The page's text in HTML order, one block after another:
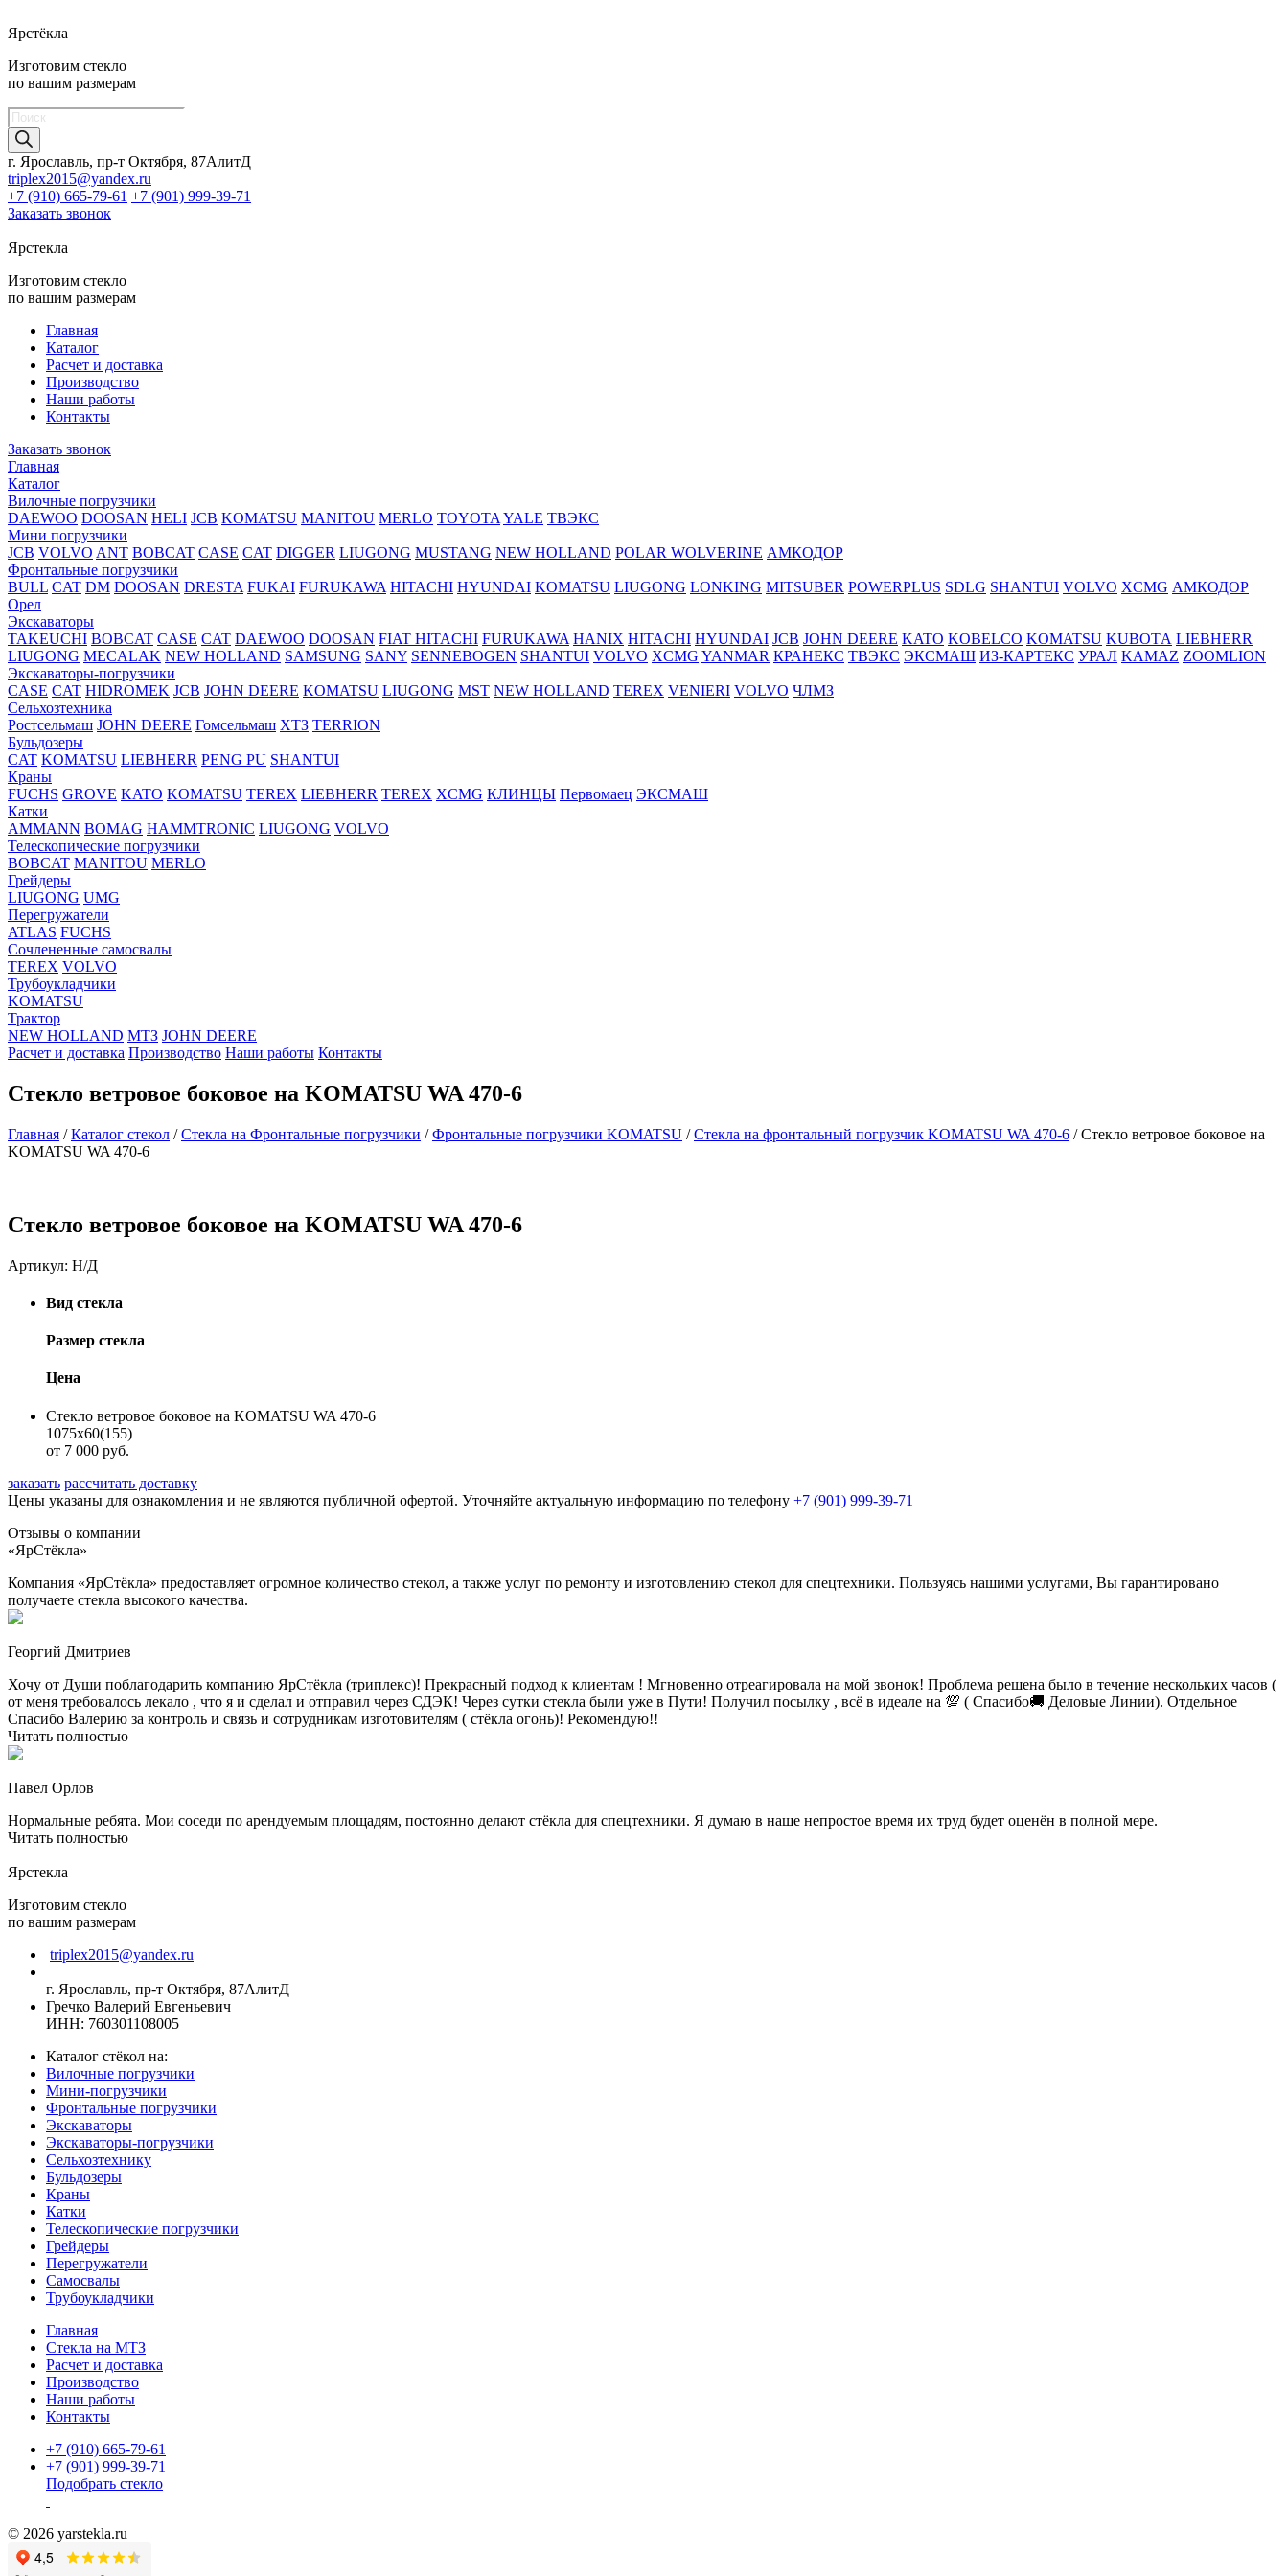
Ярстёкла
Изготовим стекло
по вашим размерам
Поиск
товаров
г. Ярославль, пр-т Октября, 87АлитД
triplex2015@yandex.ru
+7 (910) 665-79-61 +7 (901) 999-39-71
Заказать звонок
Ярстекла
Изготовим стекло
по вашим размерам
Главная
Каталог
Расчет и доставка
Производство
Наши работы
Контакты
Заказать звонок
Главная
Каталог
Вилочные погрузчики
DAEWOO DOOSAN HELI JCB KOMATSU MANITOU MERLO TOYOTA YALE ТВЭКС
Мини погрузчики
JCB VOLVO ANT BOBCAT CASE CAT DIGGER LIUGONG MUSTANG NEW HOLLAND POLAR WOLVERINE АМКОДОР
Фронтальные погрузчики
BULL CAT DM DOOSAN DRESTA FUKAI FURUKAWA HITACHI HYUNDAI KOMATSU LIUGONG LONKING MITSUBER POWERPLUS SDLG SHANTUI VOLVO XCMG АМКОДОР
Орел
Экскаваторы
TAKEUCHI BOBCAT CASE CAT DAEWOO DOOSAN FIAT HITACHI FURUKAWA HANIX HITACHI HYUNDAI JCB JOHN DEERE KATO KOBELCO KOMATSU KUBOTА LIEBHERR
LIUGONG MECALAK NEW HOLLAND SAMSUNG SANY SENNEBOGEN SHANTUI VOLVO XCMG YANMAR КРАНЕКС ТВЭКС ЭКСМАШ ИЗ-КАРТЕКС УРАЛ KAMAZ ZOOMLION
Экскаваторы-погрузчики
CASE CAT HIDROМEK JCB JOHN DEERE KOMATSU LIUGONG MST NEW HOLLAND TEREX VENIERI VOLVO ЧЛМЗ
Сельхозтехника
Ростсельмаш JOHN DEERE Гомсельмаш ХТЗ TERRION
Бульдозеры
CAT KOMATSU LIEBHERR PENG PU SHANTUI
Краны
FUCHS GROVE KATO KOMATSU TEREX LIEBHERR TEREX XCMG КЛИНЦЫ Первомаец ЭКСМАШ
Катки
AMMANN BOMAG HAMMTRONIC LIUGONG VOLVO
Телескопические погрузчики
BOBCAT MANITOU MERLO
Грейдеры
LIUGONG UMG
Перегружатели
ATLAS FUCHS
Сочлененные самосвалы
TEREX VOLVO
Трубоукладчики
KOMATSU
Трактор
NEW HOLLAND МТЗ JOHN DEERE
Расчет и доставка Производство Наши работы Контакты
Стекло ветровое боковое на KOMATSU WA 470-6
Главная /Каталог стекол /Стекла на Фронтальные погрузчики /Фронтальные погрузчики KOMATSU /Стекла на фронтальный погрузчик KOMATSU WA 470-6 /Стекло ветровое боковое на
KOMATSU WA 470-6
Стекло ветровое боковое на KOMATSU WA 470-6
Артикул: Н/Д
Вид стекла
Размер стекла
Цена
Стекло ветровое боковое на KOMATSU WA 470-6
1075х60(155)
от 7 000 руб.
заказать рассчитать доставку
Цены указаны для ознакомления и не являются публичной офертой. Уточняйте актуальную информацию по телефону +7 (901) 999-39-71
Отзывы о компании
«ЯрСтёкла»
Компания «ЯрСтёкла» предоставляет огромное количество стекол, а также услуг по ремонту и изготовлению стекол для спецтехники. Пользуясь нашими услугами, Вы гарантировано
получаете стекла высокого качества.
Георгий Дмитриев
Хочу от Души поблагодарить компанию ЯрСтёкла (триплекс)! Прекрасный подход к клиентам ! Мгновенно отреагировала на мой звонок! Проблема решена было в течение нескольких часов (
от меня требовалось лекало , что я и сделал и отправил через СДЭК! Через сутки стекла были уже в Пути! Получил посылку , всё в идеале на 💯 ( Спасибо🚚 Деловые Линии). Отдельное
Спасибо Валерию за контроль и связь и сотрудникам изготовителям ( стёкла огонь)! Рекомендую!!
Читать полностью
Павел Орлов
Нормальные ребята. Мои соседи по арендуемым площадям, постоянно делают стёкла для спецтехники. Я думаю в наше непростое время их труд будет оценён в полной мере.
Читать полностью
Ярстекла
Изготовим стекло
по вашим размерам
triplex2015@yandex.ru
г. Ярославль, пр-т Октября, 87АлитД
Гречко Валерий Евгеньевич
ИНН: 760301108005
Каталог стёкол на:
Вилочные погрузчики
Мини-погрузчики
Фронтальные погрузчики
Экскаваторы
Экскаваторы-погрузчики
Сельхозтехнику
Бульдозеры
Краны
Катки
Телескопические погрузчики
Грейдеры
Перегружатели
Самосвалы
Трубоукладчики
Главная
Стекла на МТЗ
Расчет и доставка
Производство
Наши работы
Контакты
+7 (910) 665-79-61
+7 (901) 999-39-71
Подобрать стекло
© 2026 yarstekla.ru